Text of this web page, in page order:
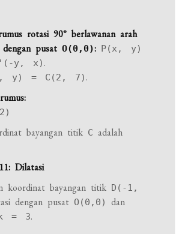
rotasi 90° berlawanan arah
dengan pusatO(0,0): P(x, y)
y, x) .
y) = C(2, 7) .
bayangan titik C adalah
Dilatasi
koordinat bayangan titik D(-1,
dengan pusat O(0,0)
dan
= 3.